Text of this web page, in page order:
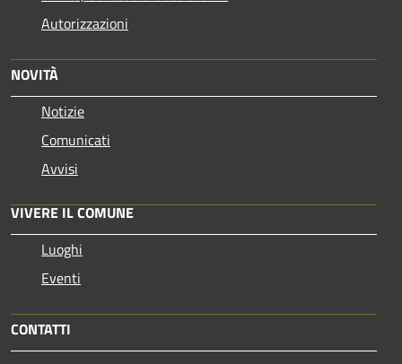
Autorizzazioni
NOVITÀ
Notizie
Comunicati
Avvisi
VIVERE IL COMUNE
Luoghi
Eventi
CONTATTI